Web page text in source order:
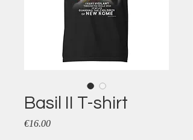
Basil II T-shirt
€16.00Price